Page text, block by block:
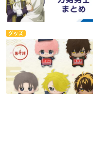
グッズ